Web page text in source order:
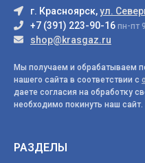
г. Красноярск,ул.
+7 (391) 223-90-16 пн-пт
shop@krasgaz.ru
Мы получаем и обрабатываем
нашего сайта в соответствии с
даете согласия на обработку
необходимо покинуть наш сайт.
РАЗДЕЛЫ